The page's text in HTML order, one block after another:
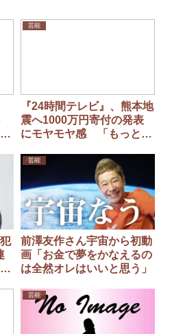
芸能
『24時間テレビ』、熊本地
震へ1000万円寄付の発表
にモヤモヤ感 「もっと出
ャラ全部無しにして…」
芸能
前澤友作さん宇宙から初動
画「お金で夢をかなえるの
は全然オレはいいと思う」
芸能